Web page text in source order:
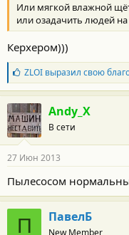
Или мягкой влажной
или озадачить людей на
Керхером)))
Б
л
а
г
о
д
а
н
с
т
и
:
ZLOIвыразил свою
Andy_X
В сети
27 Июн 2013
Пылесосом
П ПавелБ
New Member